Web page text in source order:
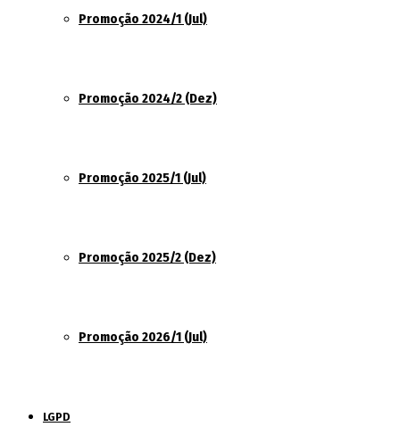
Promoção 2024/1 (Jul)
Promoção 2024/2 (Dez)
Promoção 2025/1 (Jul)
Promoção 2025/2 (Dez)
Promoção 2026/1 (Jul)
LGPD